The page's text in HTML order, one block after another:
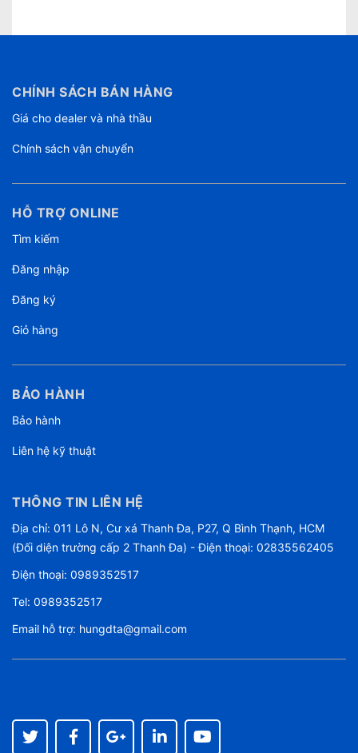
CHÍNH SÁCH BÁN HÀNG
Giá cho dealer và nhà thầu
Chính sách vận chuyển
HỖ TRỢ ONLINE
Tìm kiếm
Đăng nhập
Đăng ký
Giỏ hàng
BẢO HÀNH
Bảo hành
Liên hệ kỹ thuật
THÔNG TIN LIÊN HỆ
Địa chỉ: 011 Lô N, Cư xá Thanh Đa, P27, Q Bình Thạnh, HCM
(Đối diện trường cấp 2 Thanh Đa) - Điện thoại: 02835562405
Điện thoại: 0989352517
Tel: 0989352517
Email hỗ trợ: hungdta@gmail.com